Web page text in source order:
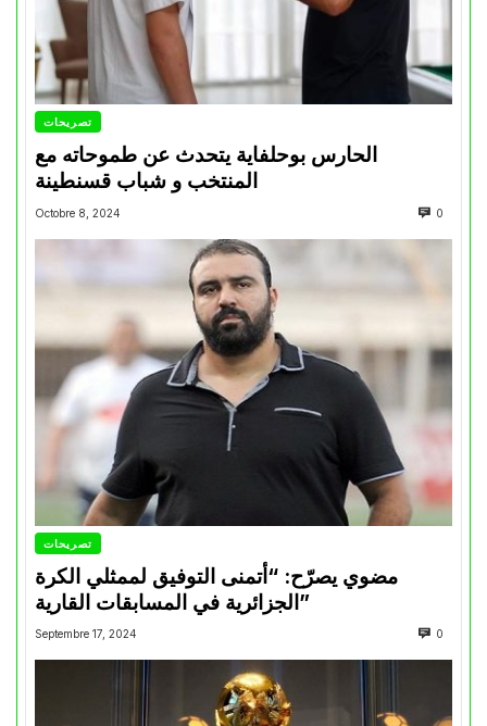
تصريحات
الحارس بوحلفاية يتحدث عن طموحاته مع
المنتخب و شباب قسنطينة
Octobre 8, 2024 0
تصريحات
مضوي يصرّح: “أتمنى التوفيق لممثلي الكرة
الجزائرية في المسابقات القارية”
Septembre 17, 2024 0